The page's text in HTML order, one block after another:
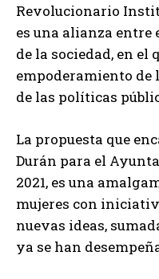
Revolucionario
es una alianza
de la sociedad, en el
empoderamiento de
de las políticas
La propuesta que
Durán para el
2021, es una
mujeres con
nuevas ideas,
ya se han